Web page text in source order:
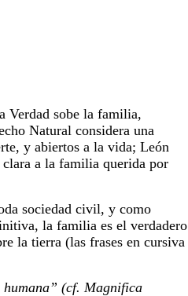
Verdad sobe la familia,
Natural considera una
y abiertos a la vida; León
a la familia querida por
sociedad civil, y como
la familia es el verdadero
la tierra (las frases en cursiva
(cf. Magnifica